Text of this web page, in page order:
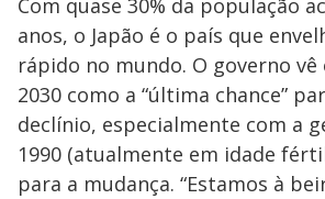
Com quase 30% da população
anos, o Japão é o país que
rápido no mundo. O governo vê
2030 como a “última chance”
declínio, especialmente com a
1990 (atualmente em idade
para a mudança. “Estamos à